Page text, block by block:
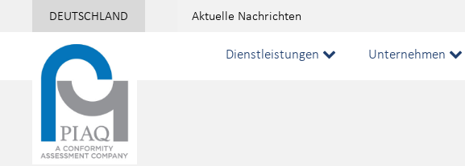
DEUTSCHLAND Aktuelle Nachrichten
Dienstleistungen Unternehmen